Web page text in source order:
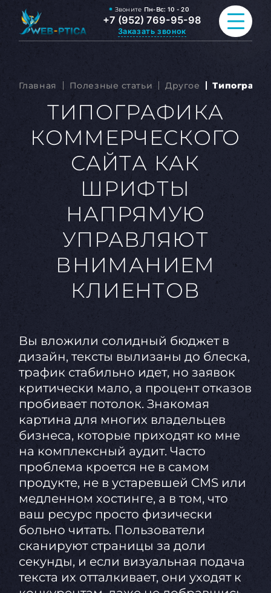
Звоните Пн-Вс: 10 - 20
+7 (952) 769-95-98
Заказать звонок
РАЗРАБОТКА САЙТА
ВСЕ УСЛУГИ
ПОРТФОЛИО
КОНТАКТЫ
Главная Полезные статьи Другое
ТИПОГРАФИКА
КОММЕРЧЕСКОГО
САЙТА КАК
ШРИФТЫ
НАПРЯМУЮ
УПРАВЛЯЮТ
ВНИМАНИЕМ
КЛИЕНТОВ
Вы вложили солидный бюджет в
дизайн, тексты вылизаны до блеска,
трафик стабильно идет, но заявок
критически мало, а процент отказов
пробивает потолок. Знакомая
картина для многих владельцев
бизнеса, которые приходят ко мне
на комплексный аудит. Часто
проблема кроется не в самом
продукте, не в устаревшей CMS или
медленном хостинге, а в том, что
ваш ресурс просто физически
больно читать. Пользователи
сканируют страницы за доли
секунды, и если визуальная подача
текста их отталкивает, они уходят к